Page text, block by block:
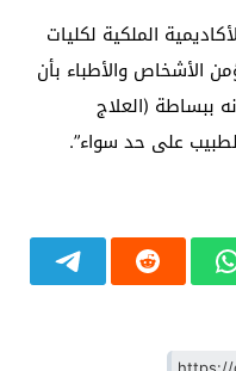
الملكية لكليات
الأشخاص والأطباء بأن
ببساطة (العلاج
على حد سواء”.